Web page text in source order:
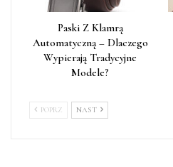
Paski Z Klamrą
Automatyczną – Dlaczego
Wypierają Tradycyjne
Modele?
POPRZ NAST